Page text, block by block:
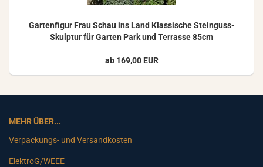
Gar­ten­fi­gur Frau Schau ins Land Klas­si­sche Steinguss-​
Skulptur für Gar­ten Park und Ter­ras­se 85cm
ab 169,00 EUR
MEHR ÜBER...
Verpackungs- und Versandkosten
ElektroG/WEEE